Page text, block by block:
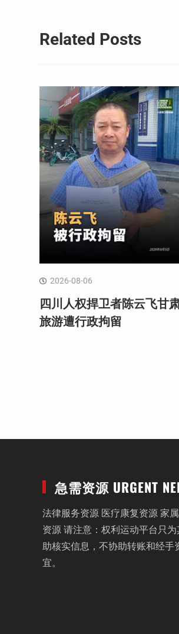
Related Posts
2026-08-06
四川人权捍卫者陈云飞甘
旅游遭行政拘留
急需资源 URGENT
法律服务资源 医疗康复资源 家
资源 请注意：权利运动平台只
助核实信息，不协助转账和经手
宜。